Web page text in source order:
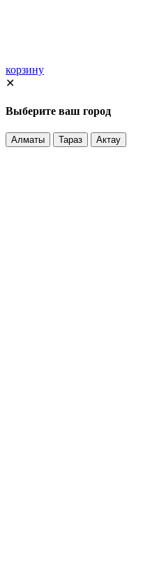
корзину
✕
Выберите ваш город
Алматы Тараз Актау